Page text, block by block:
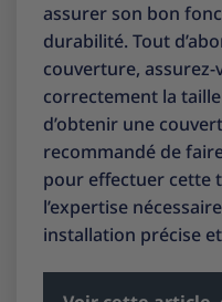
assurer son bon
durabilité. Tout
couverture,
correctement la
d’obtenir une
recommandé de
pour effectuer cette
l’expertise
installation précise